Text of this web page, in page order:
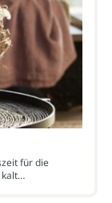
für die
kalt…